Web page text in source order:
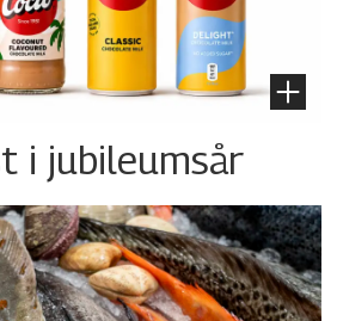
i jubileumsår